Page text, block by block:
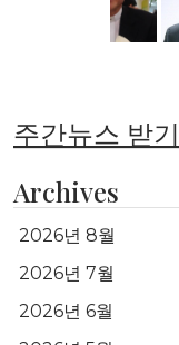
주간뉴스 받기
Archives
2026년 8월
2026년 7월
2026년 6월